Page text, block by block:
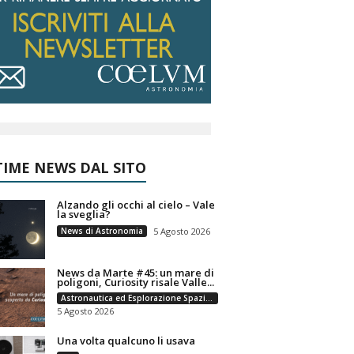
NEWS DAL SITO
Alzando gli occhi al cielo – Vale
la sveglia?
News di Astronomia 5 Agosto 2026
News da Marte #45: un mare di
poligoni, Curiosity risale Valle...
Astronautica ed Esplorazione Spaziale
5 Agosto 2026
Una volta qualcuno li usava